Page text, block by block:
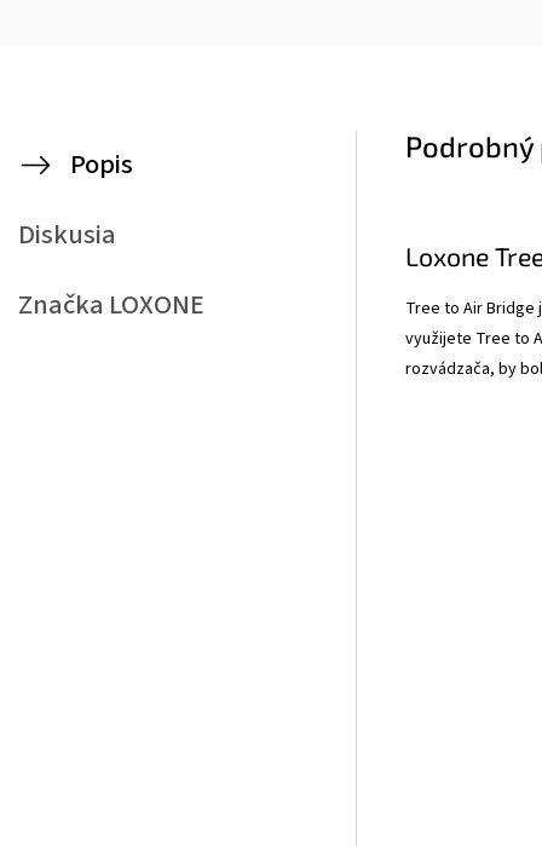
Popis
Diskusia
Značka LOXONE
Podrobný
Loxone
Tree to Air Bridge
využijete Tree to
rozvádzača, by